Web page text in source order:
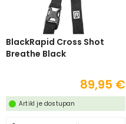
BlackRapid Cross Shot
Breathe Black
89,95 €
Artikl je dostupan